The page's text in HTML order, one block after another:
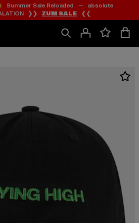
Zum
Inhalt
springen
Zum
Fußzeile
springen
Sale Reloaded — absolute
❯❯ ZUM SALE ❮❮